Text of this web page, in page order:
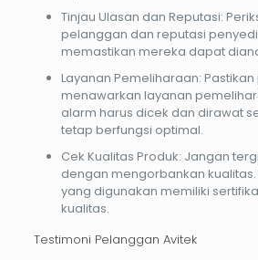
Tinjau Ulasan dan Reputasi:
pelanggan dan reputasi
memastikan mereka dapat
Layanan Pemeliharaan:
menawarkan layanan
alarm harus dicek dan dirawat
tetap berfungsi optimal.
Cek Kualitas Produk: Jangan
dengan mengorbankan
yang digunakan memiliki
kualitas.
Testimoni Pelanggan Avitek